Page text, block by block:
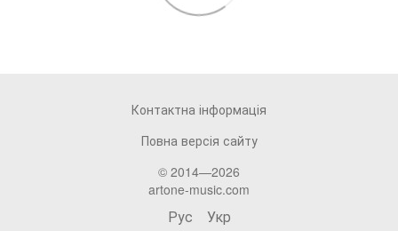
Контактна інформація
Повна версія сайту
© 2014—2026
artone-music.com
Рус Укр